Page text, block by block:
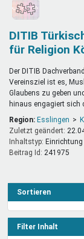
DITIB
für Religion
Der DITIB
Vereinsziel ist es,
Glaubens zu geben
hinaus engagiert sich
Region: Esslingen
Zuletzt geändert:
Inhaltstyp:
einrichtung
Beitrag Id: 241975
Sortieren
Filter Inhalt